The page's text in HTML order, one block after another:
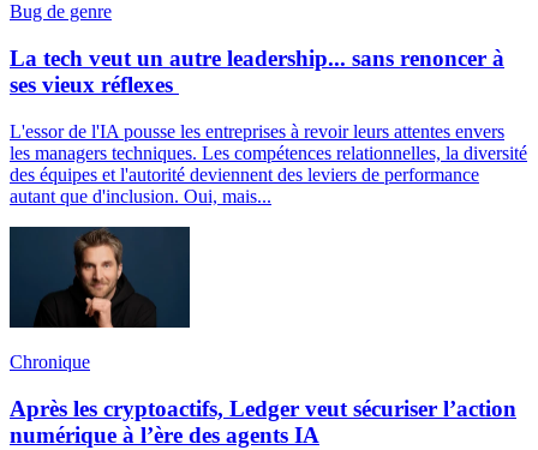
Bug de genre
La tech veut un autre leadership... sans renoncer à
ses vieux réflexes
L'essor de l'IA pousse les entreprises à revoir leurs attentes envers
les managers techniques. Les compétences relationnelles, la diversité
des équipes et l'autorité deviennent des leviers de performance
autant que d'inclusion. Oui, mais...
Chronique
Après les cryptoactifs, Ledger veut sécuriser l’action
numérique à l’ère des agents IA